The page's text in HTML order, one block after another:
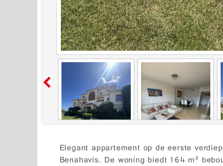
Elegant appartement op de eerste
Benahavís. De woning biedt 164 m²